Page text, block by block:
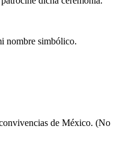
nombre simbólico.
de México. (No